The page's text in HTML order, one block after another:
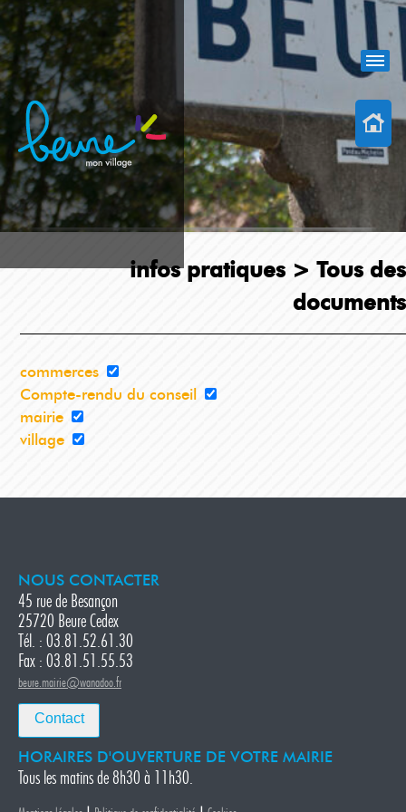
infos pratiques > Tous des
documents
commerces
Compte-rendu du conseil
mairie
village
NOUS CONTACTER
45 rue de Besançon
25720 Beure Cedex
Tél. : 03.81.52.61.30
Fax : 03.81.51.55.53
beure.mairie@wanadoo.fr
Contact
HORAIRES D'OUVERTURE DE VOTRE MAIRIE
Tous les matins de 8h30 à 11h30.